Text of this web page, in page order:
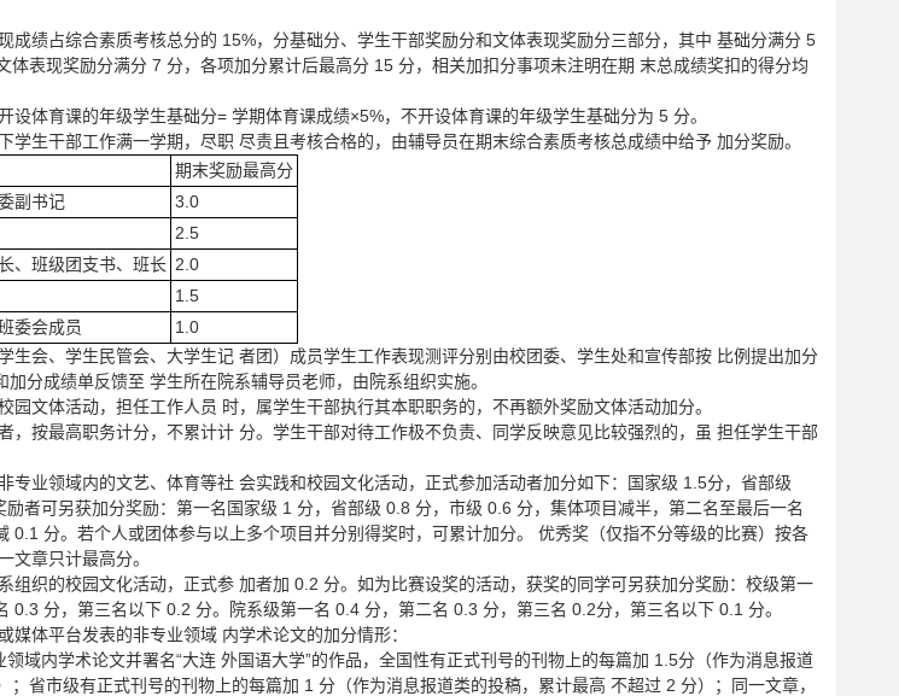
成绩占综合素质考核总分的 15%，分基础分、学生干部奖励分和文体表现奖励分三部分，其中 基础分满分 5
体表现奖励分满分 7 分，各项加分累计后最高分 15 分，相关加扣分事项未注明在期 末总成绩奖扣的得分均
设体育课的年级学生基础分= 学期体育课成绩×5%，不开设体育课的年级学生基础分为 5 分。
学生干部工作满一学期，尽职 尽责且考核合格的，由辅导员在期末综合素质考核总成绩中给予 加分奖励。
期末奖励最高分
副书记
3.0
2.5
、班级团支书、班长 2.0
1.5
委会成员
1.0
生会、学生民管会、大学生记 者团）成员学生工作表现测评分别由校团委、学生处和宣传部按 比例提出加分
分成绩单反馈至 学生所在院系辅导员老师，由院系组织实施。
园文体活动，担任工作人员 时，属学生干部执行其本职职务的，不再额外奖励文体活动加分。
，按最高职务计分，不累计计 分。学生干部对待工作极不负责、同学反映意见比较强烈的，虽 担任学生干部
专业领域内的文艺、体育等社 会实践和校园文化活动，正式参加活动者加分如下：国家级 1.5分，省部级
者可另获加分奖励：第一名国家级 1 分，省部级 0.8 分，市级 0.6 分，集体项目减半，第二名至最后一名
0.1 分。若个人或团体参与以上多个项目并分别得奖时，可累计加分。 优秀奖（仅指不分等级的比赛）按各
文章只计最高分。
组织的校园文化活动，正式参 加者加 0.2 分。如为比赛设奖的活动，获奖的同学可另获加分奖励：校级第一
0.3 分，第三名以下 0.2 分。院系级第一名 0.4 分，第二名 0.3 分，第三名 0.2分，第三名以下 0.1 分。
媒体平台发表的非专业领域 内学术论文的加分情形：
域内学术论文并署名“大连 外国语大学”的作品，全国性有正式刊号的刊物上的每篇加 1.5分（作为消息报道
；省市级有正式刊号的刊物上的每篇加 1 分（作为消息报道类的投稿，累计最高 不超过 2 分）；同一文章，